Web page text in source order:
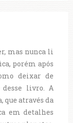
mas nunca li
porém após
deixar de
livro. A
que através da
em detalhes